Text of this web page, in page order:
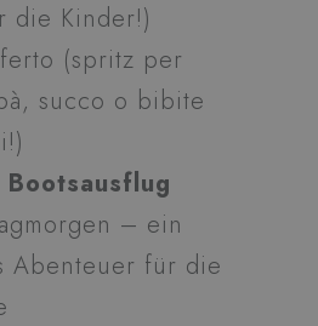
die Kinder!)
(spritz per
succo o bibite
– ein
Abenteuer für die